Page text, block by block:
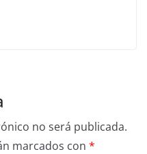
no será publicada.
marcados con *